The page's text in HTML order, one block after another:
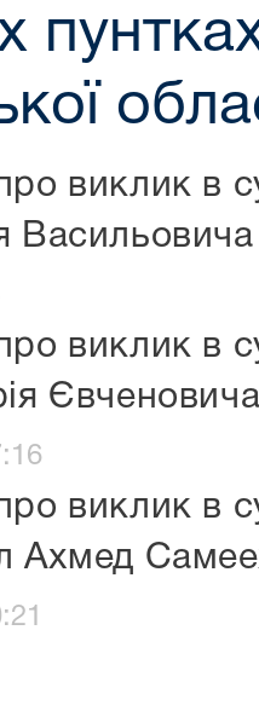
виклик в
Васильовича
виклик в
виклик в
Ахмед